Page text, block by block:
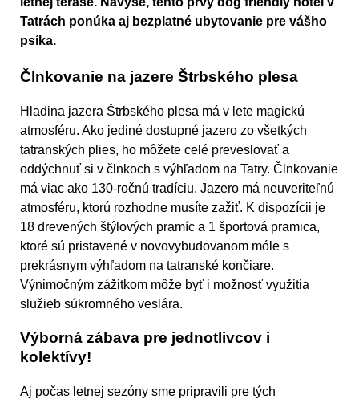
Tatrách ponúka aj bezplatné ubytovanie pre vášho
psíka.
Člnkovanie na jazere Štrbského plesa
Hladina jazera Štrbského plesa má v lete magickú
atmosféru. Ako jediné dostupné jazero zo všetkých
tatranských plies, ho môžete celé preveslovať a
oddýchnuť si v člnkoch s výhľadom na Tatry. Člnkovanie
má viac ako 130-ročnú tradíciu. Jazero má neuveriteľnú
atmosféru, ktorú rozhodne musíte zažiť. K dispozícii je
18 drevených štýlových pramíc a 1 športová pramica,
ktoré sú pristavené v novovybudovanom móle s
prekrásnym výhľadom na tatranské končiare.
Výnimočným zážitkom môže byť i možnosť využitia
služieb súkromného veslára.
Výborná zábava pre jednotlivcov i
kolektívy!
Aj počas letnej sezóny sme pripravili pre tých